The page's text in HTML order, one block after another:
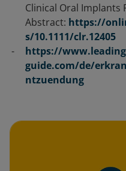
Clinical Oral Implants
Abstract: https://
s/10.1111/clr.12405
https://
guide.com/de/
ntzuendung